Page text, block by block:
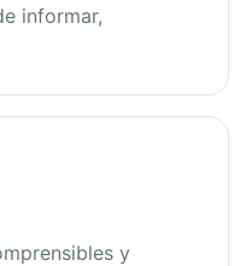
informar,
y